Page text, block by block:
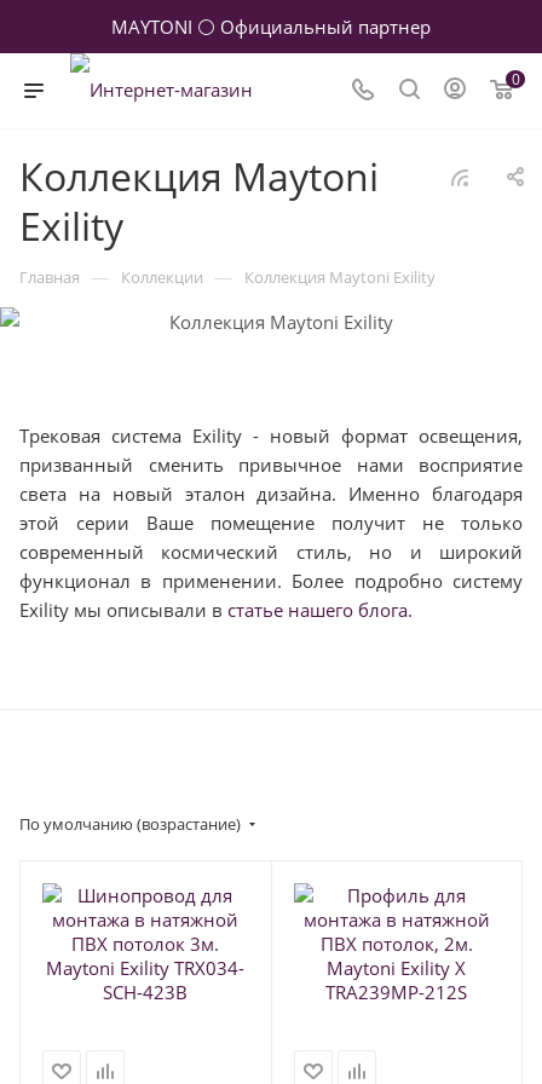
MAYTONI ⚪ Официальный партнер
0
Коллекция Maytoni
Exility
Главная — Коллекции — Коллекция Maytoni Exility
Трековая система Exility - новый формат освещения,
призванный сменить привычное нами восприятие
света на новый эталон дизайна. Именно благодаря
этой серии Ваше помещение получит не только
современный космический стиль, но и широкий
функционал в применении. Более подробно систему
Exility мы описывали в статье нашего блога.
По умолчанию (возрастание)